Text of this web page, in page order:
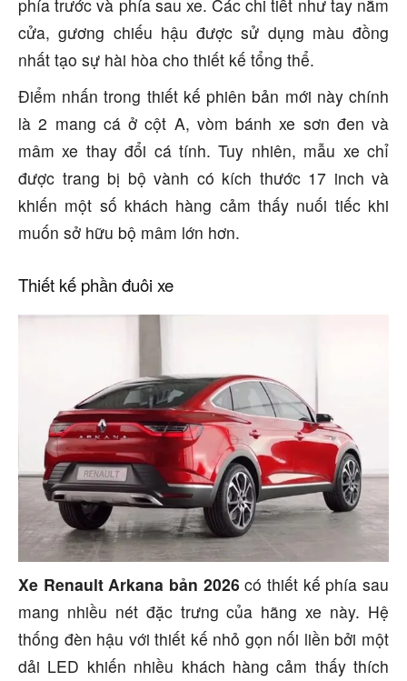
phía trước và phía sau xe. Các chi tiết như tay nắm
cửa, gương chiếu hậu được sử dụng màu đồng
nhất tạo sự hài hòa cho thiết kế tổng thể.
Điểm nhấn trong thiết kế phiên bản mới này chính
là 2 mang cá ở cột A, vòm bánh xe sơn đen và
mâm xe thay đổi cá tính. Tuy nhiên, mẫu xe chỉ
được trang bị bộ vành có kích thước 17 inch và
khiến một số khách hàng cảm thấy nuối tiếc khi
muốn sở hữu bộ mâm lớn hơn.
Thiết kế phần đuôi xe
Xe Renault Arkana bản 2026 có thiết kế phía sau
mang nhiều nét đặc trưng của hãng xe này. Hệ
thống đèn hậu với thiết kế nhỏ gọn nối liền bởi một
dải LED khiến nhiều khách hàng cảm thấy thích